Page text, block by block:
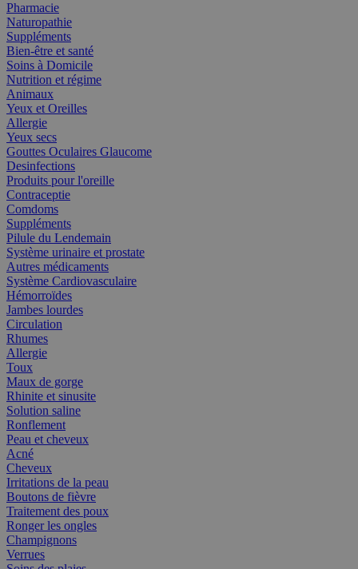
Pharmacie
Naturopathie
Suppléments
Bien-être et santé
Soins à Domicile
Nutrition et régime
Animaux
Yeux et Oreilles
Allergie
Yeux secs
Gouttes Oculaires Glaucome
Desinfections
Produits pour l'oreille
Contraceptie
Comdoms
Suppléments
Pilule du Lendemain
Système urinaire et prostate
Autres médicaments
Système Cardiovasculaire
Hémorroïdes
Jambes lourdes
Circulation
Rhumes
Allergie
Toux
Maux de gorge
Rhinite et sinusite
Solution saline
Ronflement
Peau et cheveux
Acné
Cheveux
Irritations de la peau
Boutons de fièvre
Traitement des poux
Ronger les ongles
Champignons
Verrues